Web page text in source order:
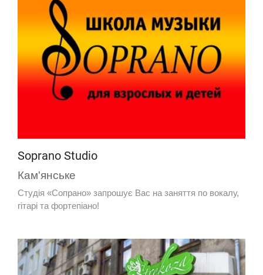
Soprano Studio
Кам'янське
Студія «Сопрано» запрошує Вас на заняття по вокалу,
гітарі та фортепіано!